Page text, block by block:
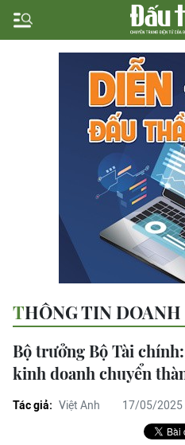
THÔNG TIN
Bộ trưởng Bộ Tài
kinh doanh chuyển
Tác giả: Việt Anh 17/05/2025